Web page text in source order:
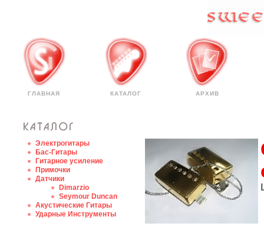
ГЛАВНАЯ КАТАЛОГ АРХИВ
Электрогитары
Бас-Гитары
Гитарное усиление
Примочки
Датчики
Dimarzio
Seymour Duncan
Акустические Гитары
Ударные Инструменты